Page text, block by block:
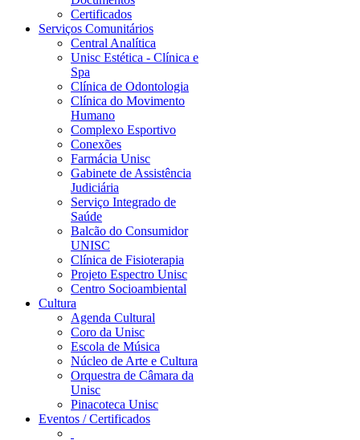
Certificados
Serviços Comunitários
Central Analítica
Unisc Estética - Clínica e
Spa
Clínica de Odontologia
Clínica do Movimento
Humano
Complexo Esportivo
Conexões
Farmácia Unisc
Gabinete de Assistência
Judiciária
Serviço Integrado de
Saúde
Balcão do Consumidor
UNISC
Clínica de Fisioterapia
Projeto Espectro Unisc
Centro Socioambiental
Cultura
Agenda Cultural
Coro da Unisc
Escola de Música
Núcleo de Arte e Cultura
Orquestra de Câmara da
Unisc
Pinacoteca Unisc
Eventos / Certificados